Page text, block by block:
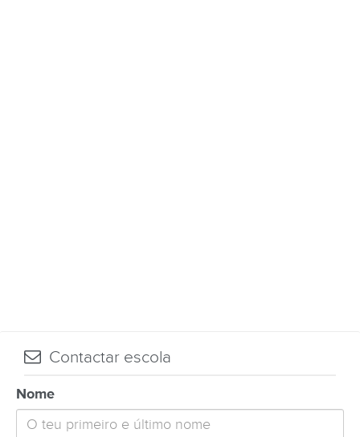
Contactar escola
Nome